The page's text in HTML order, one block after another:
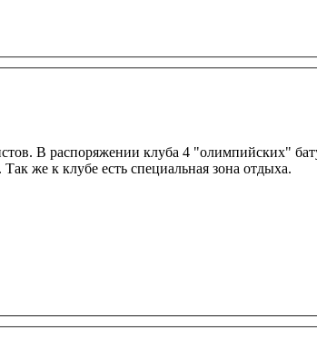
В распоряжении клуба 4 "олимпийских"
"трюковой" для отработки сложных элементов с последующим приземлением в поролоновую яму. Так же к клубе есть специальная зона отдыха.